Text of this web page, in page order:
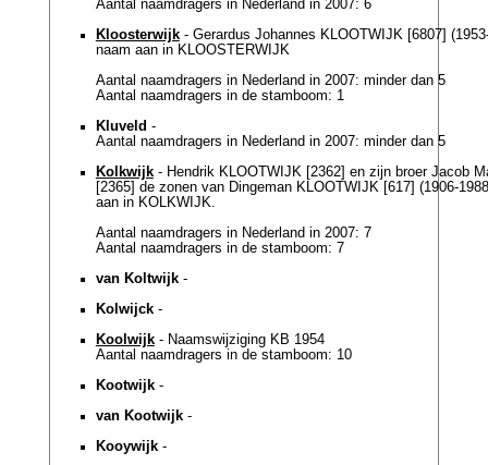
Aantal naamdragers in Nederland in 2007: 6
Kloosterwijk- Gerardus Johannes KLOOTWIJK [6807]
naam aan in KLOOSTERWIJK
Aantal naamdragers in Nederland in 2007: minder dan 5
Aantal naamdragers in de stamboom: 1
Kluveld -
Aantal naamdragers in Nederland in 2007: minder dan 5
Kolkwijk- Hendrik KLOOTWIJK [2362] en zijn broer Jacob
[2365] de zonen van Dingeman KLOOTWIJK [617] (1906-
aan in KOLKWIJK.
Aantal naamdragers in Nederland in 2007: 7
Aantal naamdragers in de stamboom: 7
van Koltwijk-
Kolwijck-
Koolwijk- Naamswijziging KB 1954
Aantal naamdragers in de stamboom: 10
Kootwijk-
van Kootwijk-
Kooywijk-